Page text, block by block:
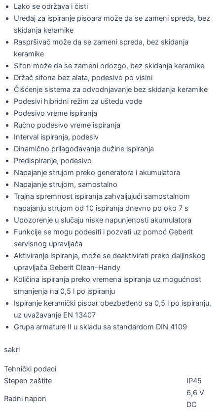
Lako se održava i čisti
Uređaj za ispiranje pisoara može da se zameni spreda, bez
skidanja keramike
Raspršivač može da se zameni spreda, bez skidanja
keramike
Sifon može da se zameni odozgo, bez skidanja keramike
Držač sifona bez alata, podesivo po visini
Čišćenje sistema za odvodnjavanje bez skidanja keramike
Podesivi hibridni režim za uštedu vode
Podesivo vreme ispiranja
Ručno podesivo vreme ispiranja
Interval ispiranja, podesiv
Dinamično prilagođavanje dužine ispiranja
Predispiranje, podesivo
Napajanje strujom preko generatora i akumulatora
Napajanje strujom, samostalno
Trajna spremnost ispiranja zahvaljujući samostalnom
napajanju strujom od 10 ispiranja dnevno po oko 7 s
Upozorenje u slučaju niske napunjenosti akumulatora
Funkcije se mogu podesiti i pozvati uz pomoć Geberit
servisnog upravljača
Aktiviranje ispiranja, može se deaktivirati preko daljinskog
upravljača Geberit Clean-Handy
Količina ispiranja preko vremena ispiranja uz mogućnost
smanjenja na 0,5 l po ispiranju
Ispiranje keramički pisoar obezbeđeno sa 0,5 l po ispiranju,
uz uvažavanje EN 13407
Grupa armature II u skladu sa standardom DIN 4109
sakri
Tehnički podaci
Stepen zaštite
IP45
Radni napon
6,6 V
DC